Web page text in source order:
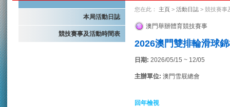
本局活動日誌
競技賽事及活動時間表
您在此： 主頁 > 活動日誌 > 競技賽事
澳門舉辦體育競技賽事
2026澳門雙排輪滑球
日期: 2026/05/15 ~ 12/05
主辦單位: 澳門雪屐總會
回年檢視